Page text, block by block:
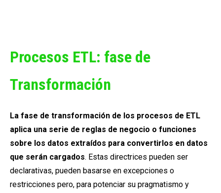
Procesos ETL: fase de
Transformación
La fase de transformación de los procesos de ETL
aplica una serie de reglas de negocio o funciones
sobre los datos extraídos para convertirlos en datos
que serán cargados. Estas directrices pueden ser
declarativas, pueden basarse en excepciones o
restricciones pero, para potenciar su pragmatismo y